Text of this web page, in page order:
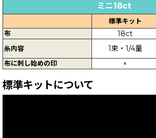
ミニ18ct
標準キット
布
18ct
糸内容 1束・1/4量
布に刺し始めの印 ×
標準キットについて